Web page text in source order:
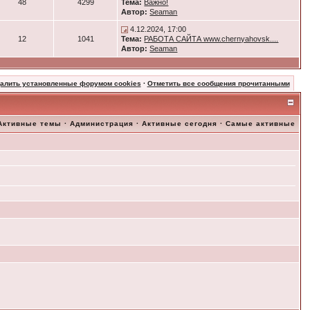
48 4299 Тема: Важно!
Автор: Seaman
12 1041
4.12.2024, 17:00
Тема: РАБОТА САЙТА www.chernyahovsk....
Автор: Seaman
установленные форумом cookies · Отметить все сообщения прочитанными
темы ·Администрация ·Активные сегодня ·Самые активные